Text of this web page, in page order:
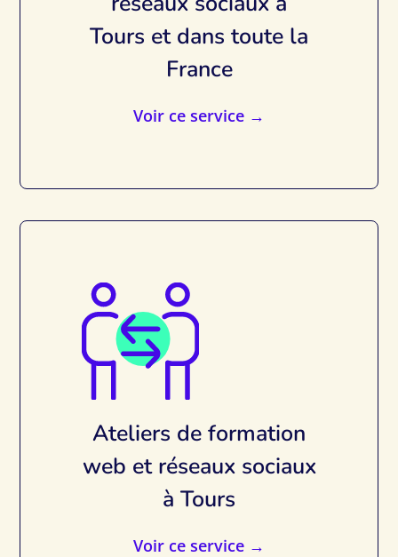
Tours et dans toute la
France
Voir ce service →
Ateliers de formation
web et réseaux sociaux
à Tours
Voir ce service →